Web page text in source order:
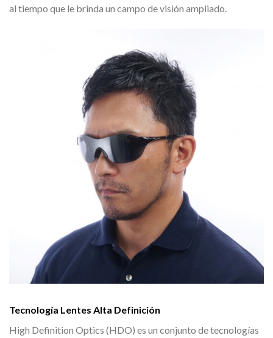
al tiempo que le brinda un campo de visión ampliado.
Tecnología Lentes Alta Definición
High Definition Optics (HDO) es un conjunto de tecnologías